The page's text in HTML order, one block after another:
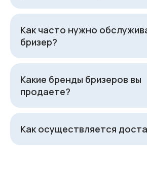
Как часто нужно
бризер?
Какие бренды бризеров вы
продаете?
Как осуществляется